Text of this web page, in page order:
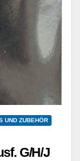
UND ZUBEHÖR
G/H/J